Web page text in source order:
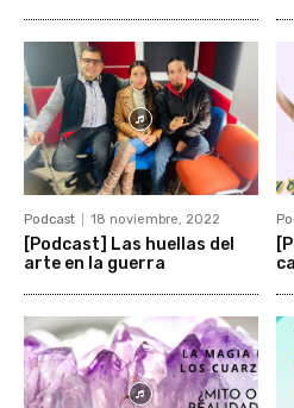
Podcast 18 noviembre, 2022
[Podcast] Las huellas del
arte en la guerra